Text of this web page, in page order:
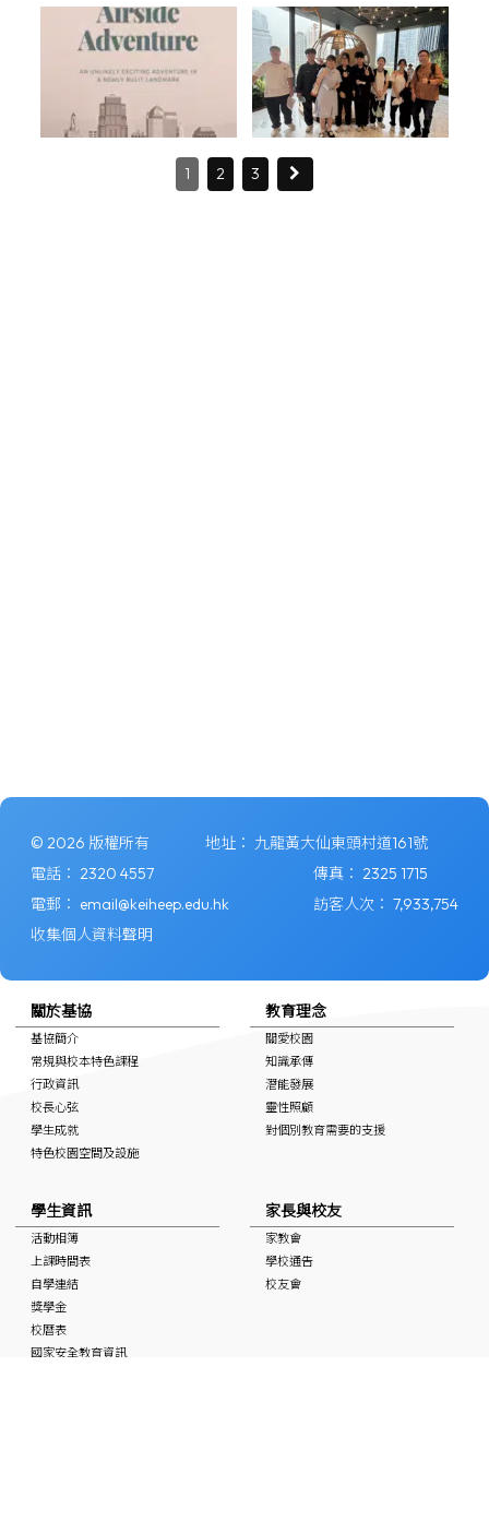
1 2 3
© 2026 版權所有 地址： 九龍黃大仙東頭村道161號
電話： 2320 4557 傳真： 2325 1715
電郵： email@keiheep.edu.hk 訪客人次： 7,933,754
收集個人資料聲明
關於基協
基協簡介
常規與校本特色課程
行政資訊
校長心弦
學生成就
特色校園空間及設施
教育理念
關愛校園
知識承傳
潛能發展
靈性照顧
對個別教育需要的支援
學生資訊
活動相簿
上課時間表
自學連結
獎學金
校曆表
國家安全教育資訊
家長與校友
家教會
學校通告
校友會